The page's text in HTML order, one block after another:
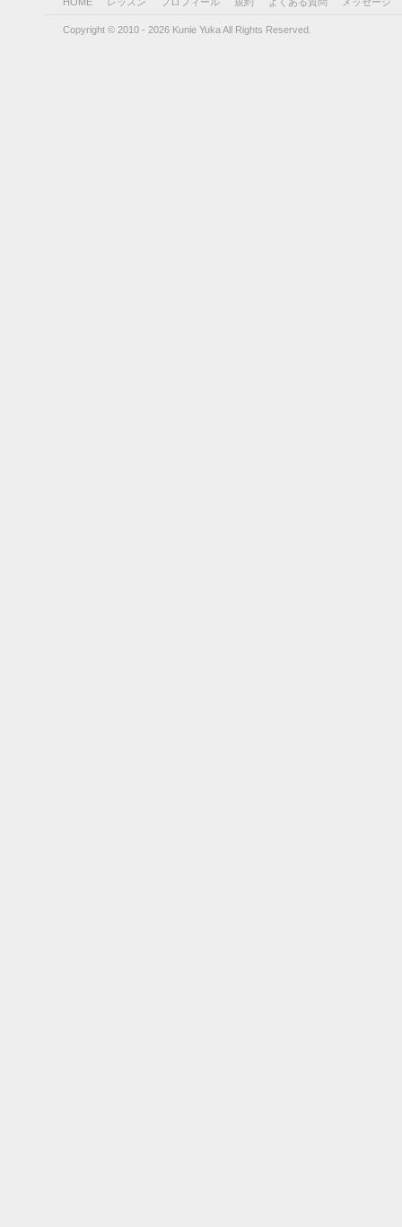
Copyright © 2010 - 2026 Kunie Yuka All Rights Reserved.